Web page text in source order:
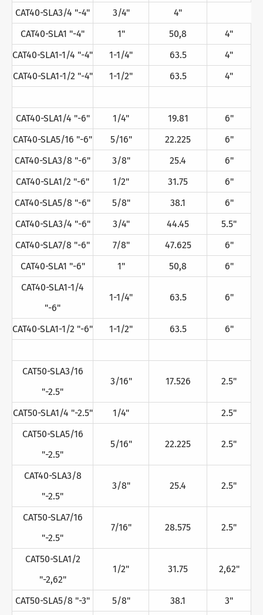
CAT40-SLA3/4 "-4"
3/4"
4"
CAT40-SLA1 "-4"
1" 50,8
4"
CAT40-SLA1-1/4 "-4"
1-1/4" 63.5
4"
CAT40-SLA1-1/2 "-4"
1-1/2" 63.5 4"
CAT40-SLA1/4 "-6" 1/4" 19.81
6"
CAT40-SLA5/16 "-6"
5/16" 22.225
6"
CAT40-SLA3/8 "-6"
3/8" 25.4
6"
CAT40-SLA1/2 "-6"
1/2" 31.75
6"
CAT40-SLA5/8 "-6"
5/8" 38.1
6"
CAT40-SLA3/4 "-6"
3/4" 44.45
5.5"
CAT40-SLA7/8 "-6"
7/8" 47.625
6"
CAT40-SLA1 "-6"
1" 50,8
6"
CAT40-SLA1-1/4
"-6"
1-1/4" 63.5 6"
CAT40-SLA1-1/2 "-6" 1-1/2" 63.5 6"
CAT50-SLA3/16
"-2.5"
3/16" 17.526 2.5"
CAT50-SLA1/4 "-2.5" 1/4"
2.5"
CAT50-SLA5/16
"-2.5"
5/16" 22.225 2.5"
CAT40-SLA3/8
"-2.5"
3/8" 25.4 2.5"
CAT50-SLA7/16
"-2.5"
7/16" 28.575 2.5"
CAT50-SLA1/2
"-2,62"
1/2" 31.75 2,62"
CAT50-SLA5/8 "-3" 5/8" 38.1
3"